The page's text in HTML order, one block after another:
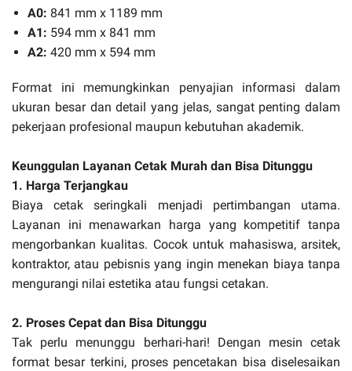
A0: 841 mm x 1189 mm
A1: 594 mm x 841 mm
A2: 420 mm x 594 mm
Format ini memungkinkan penyajian informasi dalam
ukuran besar dan detail yang jelas, sangat penting dalam
pekerjaan profesional maupun kebutuhan akademik.
Keunggulan Layanan Cetak Murah dan Bisa Ditunggu
1. Harga Terjangkau
Biaya cetak seringkali menjadi pertimbangan utama.
Layanan ini menawarkan harga yang kompetitif tanpa
mengorbankan kualitas. Cocok untuk mahasiswa, arsitek,
kontraktor, atau pebisnis yang ingin menekan biaya tanpa
mengurangi nilai estetika atau fungsi cetakan.
2. Proses Cepat dan Bisa Ditunggu
Tak perlu menunggu berhari-hari! Dengan mesin cetak
format besar terkini, proses pencetakan bisa diselesaikan